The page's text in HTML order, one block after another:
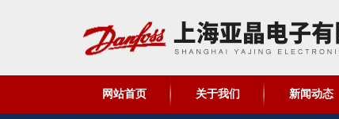
网站首页 关于我们 新闻动态